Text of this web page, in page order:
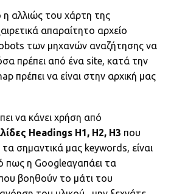
η αλλιώς του χάρτη της
απαραίτητο αρχείο
των μηχανών αναζήτησης να
πρέπει από ένα site, κατά την
πρέπει να είναι στην αρχική μας
να κάνει χρήση από
Headings H1, H2, H3 που
τα σημαντικά μας keywords, είναι
πως η Googleαγαπάει τα
βοηθούν το μάτι του